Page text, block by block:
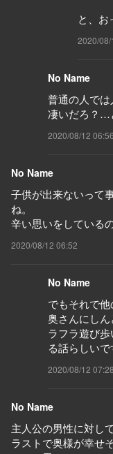
と、お
2020/08/
No Name
普通の人では
凄いだろ？…
2020/08/12 06:56
No Name
子供が出来ないって
ね。
辛い思いをしている
2020/08/12 06:52
No Name
でもそれで他
奥さんにし
ラフラ遊び
る話らしいで
2020/08/12 07:28
No Name
主人公の男性に対し
ラストで奥様が幸せ